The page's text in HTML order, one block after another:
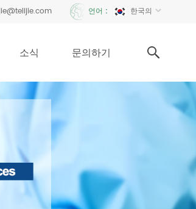
언어 : 한국의
소식 문의하기